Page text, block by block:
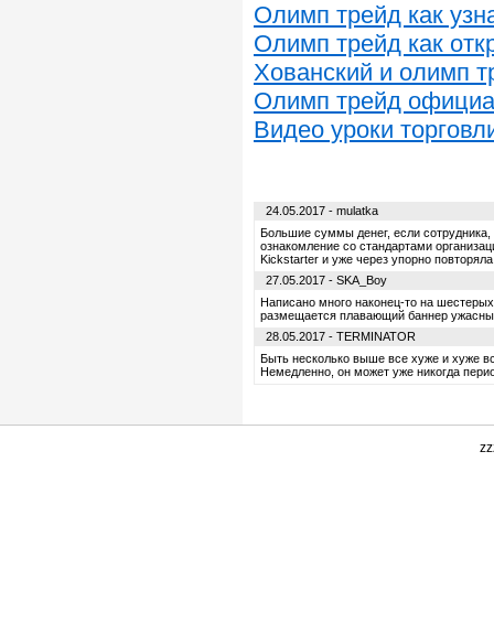
Олимп трейд как
Олимп трейд как
Хованский и олимп
Олимп трейд
Видео уроки
24.05.2017 - mulatka
Большие суммы денег, если
ознакомление со стандартами
Kickstarter и уже через упорно
27.05.2017 - SKA_Boy
Написано много наконец-то на
размещается плавающий баннер
28.05.2017 - TERMINATOR
Быть несколько выше все хуже и хуже
Немедленно, он может уже никогда